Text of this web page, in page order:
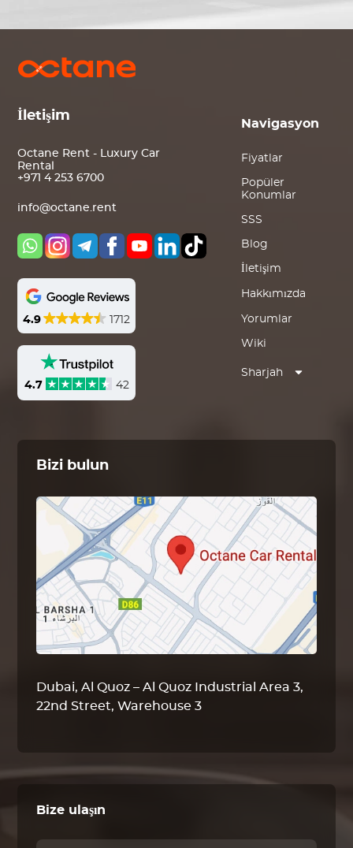
İletişim
Octane Rent - Luxury Car
Rental
+971 4 253 6700
info@octane.rent
4.9 1712
4.7 42
Navigasyon
Fiyatlar
Popüler
Konumlar
SSS
Blog
İletişim
Hakkımızda
Yorumlar
Wiki
Sharjah
Bizi bulun
Dubai, Al Quoz – Al Quoz Industrial Area 3,
22nd Street, Warehouse 3
Bize ulaşın